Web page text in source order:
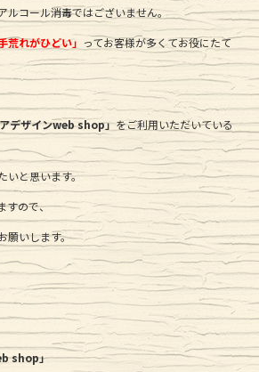
ルコール消毒ではございません。
荒れがひどい」 ってお客様が多くてお役にたて
デザインweb shop」をご利用いただいている
いと思います。
すので、
願いします。
shop」